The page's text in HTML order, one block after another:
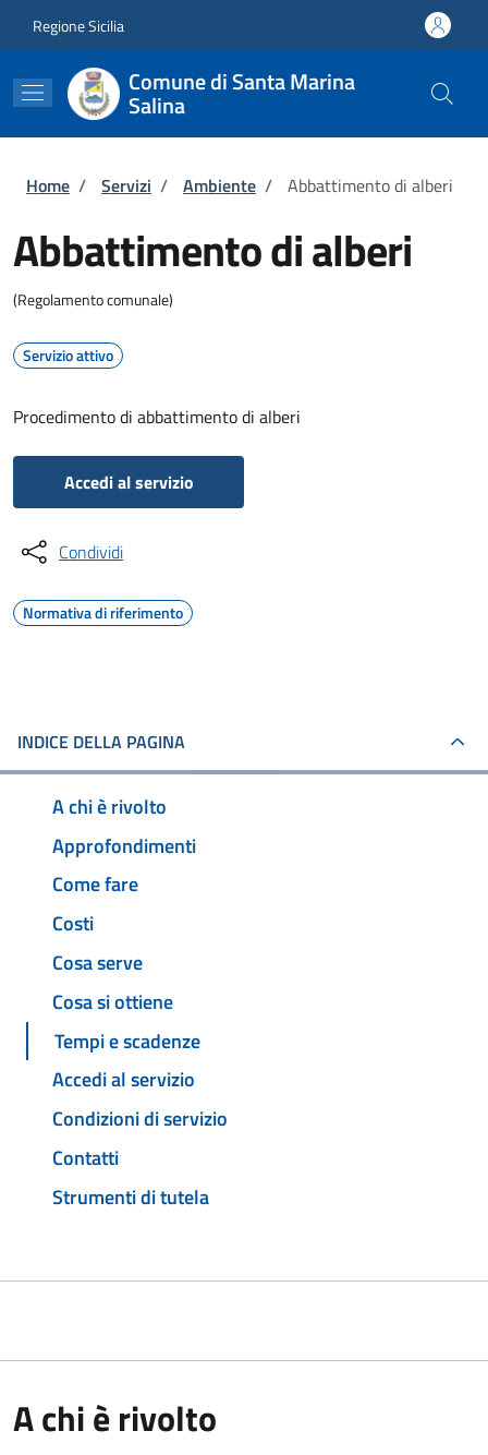
Regione Sicilia
Comune di Santa Marina
Salina
Briciole di pane
Home / Servizi / Ambiente / Abbattimento di alberi
Abbattimento di alberi
(Regolamento comunale)
Servizio attivo
Procedimento di abbattimento di alberi
Accedi al servizio
Condividi
Normativa di riferimento
INDICE DELLA PAGINA
A chi è rivolto
Approfondimenti
Come fare
Costi
Cosa serve
Cosa si ottiene
Tempi e scadenze
Accedi al servizio
Condizioni di servizio
Contatti
Strumenti di tutela
A chi è rivolto